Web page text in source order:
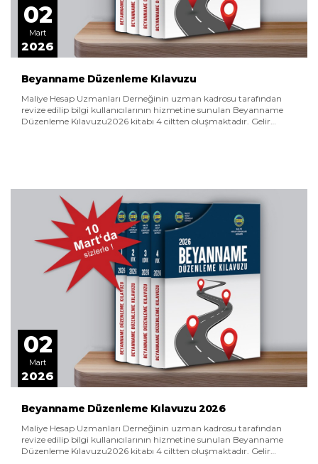
02
Mart
2026
Beyanname Düzenleme Kılavuzu
Maliye Hesap Uzmanları Derneğinin uzman kadrosu tarafından
revize edilip bilgi kullanıcılarının hizmetine sunulan Beyanname
Düzenleme Kılavuzu2026 kitabı 4 ciltten oluşmaktadır. Gelir
02
Mart
2026
Beyanname Düzenleme Kılavuzu 2026
Maliye Hesap Uzmanları Derneğinin uzman kadrosu tarafından
revize edilip bilgi kullanıcılarının hizmetine sunulan Beyanname
Düzenleme Kılavuzu2026 kitabı 4 ciltten oluşmaktadır. Gelir